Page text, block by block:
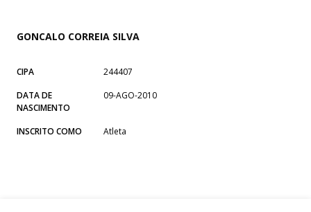
GONCALO CORREIA SILVA
CIPA
244407
DATA DE
NASCIMENTO
09-AGO-2010
INSCRITO COMO Atleta